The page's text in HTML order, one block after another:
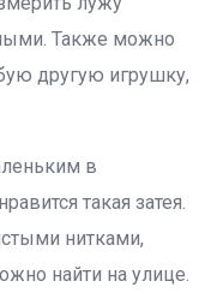
Также можно
другую игрушку,
в
такая затея.
нитками,
найти на улице.